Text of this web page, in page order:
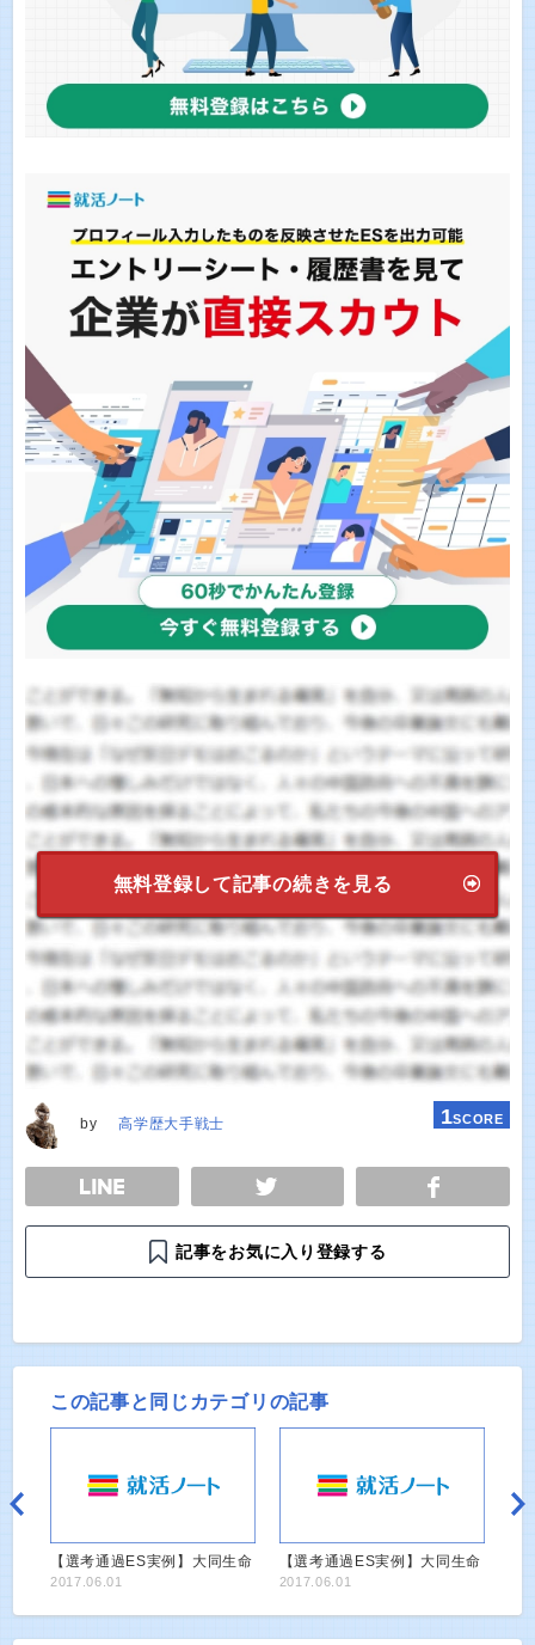
無料登録して記事の続きを見る
by 高学歴大手戦士 1SCORE
TWEET
記事をお気に入り登録する
この記事と同じカテゴリの記事
【選考通過ES実例】大同生命
2017.06.01
【選考通過ES実例】大同生命
2017.06.01